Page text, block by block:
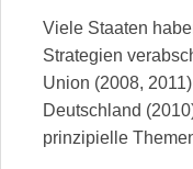
Viele Staaten
Strategien
Union (2008,
Deutschland
prinzipielle